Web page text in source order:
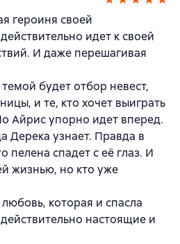
героиня своей
идет к своей
И даже перешагивая
будет отбор невест,
и те, кто хочет выиграть
Айрис упорно идет вперед.
Дерека узнает. Правда в
пелена спадет с её глаз. И
жизнью, но кто уже
которая и спасла
настоящие и